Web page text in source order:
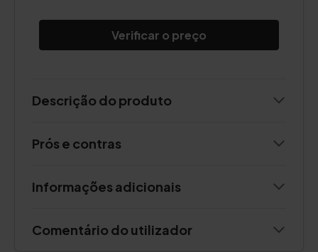
Verificar o preço
Descrição do produto
Prós e contras
Informações adicionais
Comentário do utilizador